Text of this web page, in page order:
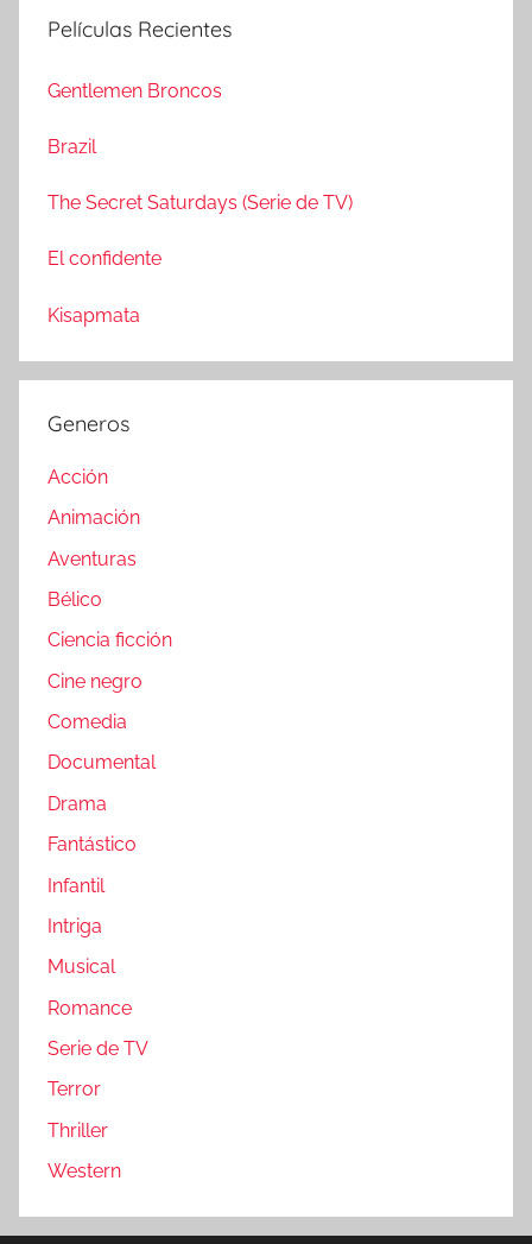
a
:
Películas Recientes
Gentlemen Broncos
Brazil
The Secret Saturdays (Serie de TV)
El confidente
Kisapmata
Generos
Acción
Animación
Aventuras
Bélico
Ciencia ficción
Cine negro
Comedia
Documental
Drama
Fantástico
Infantil
Intriga
Musical
Romance
Serie de TV
Terror
Thriller
Western